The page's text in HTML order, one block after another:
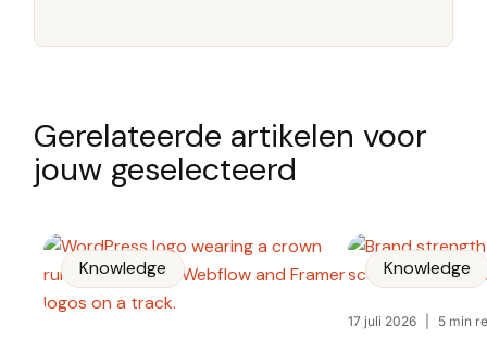
Gerelateerde artikelen voor
jouw geselecteerd
Knowledge Knowledge
17 juli 2026 5 min